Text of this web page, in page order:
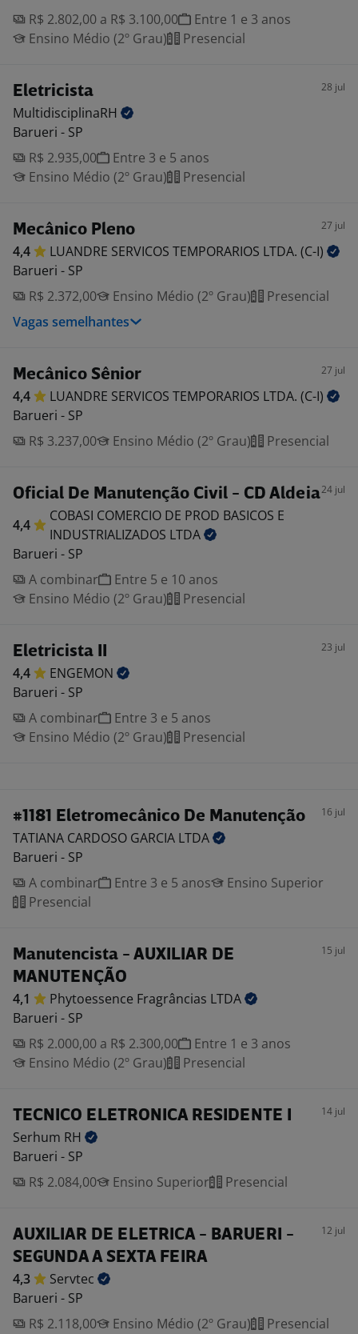
R$ 2.802,00 a R$ 3.100,00
Entre 1 e 3 anos
Ensino Médio (2º Grau)
Presencial
Eletricista 28 jul
MultidisciplinaRH
Barueri - SP
R$ 2.935,00
Entre 3 e 5 anos
Ensino Médio (2º Grau)
Presencial
Mecânico Pleno 27 jul
4,4 LUANDRE SERVICOS TEMPORARIOS LTDA. (C-I)
Barueri - SP
R$ 2.372,00
Ensino Médio (2º Grau)
Presencial
Vagas semelhantes
Mecânico Sênior 27 jul
4,4 LUANDRE SERVICOS TEMPORARIOS LTDA. (C-I)
Barueri - SP
R$ 3.237,00
Ensino Médio (2º Grau) Presencial
Oficial De Manutenção Civil - CD Aldeia24 jul
4,4
COBASI COMERCIO DE PROD BASICOS E
INDUSTRIALIZADOS LTDA
Barueri - SP
A combinar
Entre 5 e 10 anos
Ensino Médio (2º Grau)
Presencial
Eletricista II 23 jul
4,4
ENGEMON
Barueri - SP
A combinar
Entre 3 e 5 anos
Ensino Médio (2º Grau)
Presencial
#1181 Eletromecânico De Manutenção 16 jul
TATIANA CARDOSO GARCIA LTDA
Barueri - SP
A combinar
Entre 3 e 5 anos
Ensino Superior
Presencial
Manutencista - AUXILIAR DE
MANUTENÇÃO
15 jul
4,1 Phytoessence Fragrâncias LTDA
Barueri - SP
R$ 2.000,00 a R$ 2.300,00
Entre 1 e 3 anos
Ensino Médio (2º Grau)
Presencial
TECNICO ELETRONICA RESIDENTE I 14 jul
Serhum RH
Barueri - SP
R$ 2.084,00
Ensino Superior Presencial
AUXILIAR DE ELETRICA - BARUERI -
SEGUNDA A SEXTA FEIRA
12 jul
4,3
Servtec
Barueri - SP
R$ 2.118,00
Ensino Médio (2º Grau) Presencial